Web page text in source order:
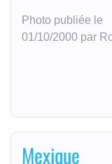
Photo publiée le
01/10/2000 par
Mexique